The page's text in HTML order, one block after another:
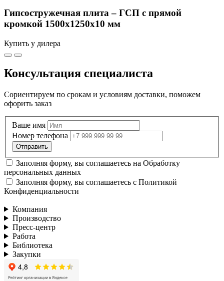
Гипсостружечная плита – ГСП с прямой
кромкой 1500х1250х10 мм
Купить у дилера
Консультация специалиста
Сориентируем по срокам и условиям доставки, поможем
офорить заказ
Ваше имя
Номер телефона
Заполняя форму, вы соглашаетесь на Обработку
персональных данных
Заполняя форму, вы соглашаетесь с Политикой
Конфиденциальности
Компания
Производство
Пресс-центр
Работа
Библиотека
Закупки